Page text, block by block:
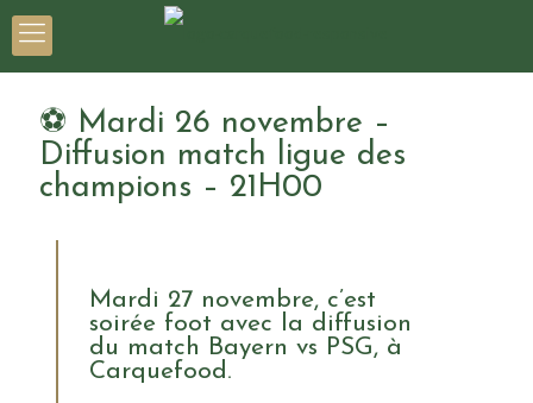
⚽ Mardi 26 novembre –
Diffusion match ligue des
champions – 21H00
Mardi 27 novembre, c’est
soirée foot avec la diffusion
du match Bayern vs PSG, à
Carquefood.